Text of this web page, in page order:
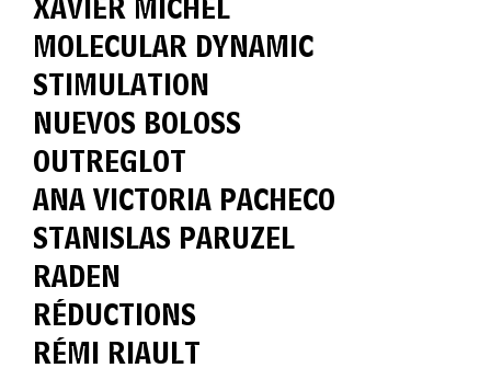
XAVIER MICHEL
MOLECULAR DYNAMIC
STIMULATION
NUEVOS BOLOSS
OUTREGLOT
ANA VICTORIA PACHECO
STANISLAS PARUZEL
RADEN
RÉDUCTIONS
RÉMI RIAULT